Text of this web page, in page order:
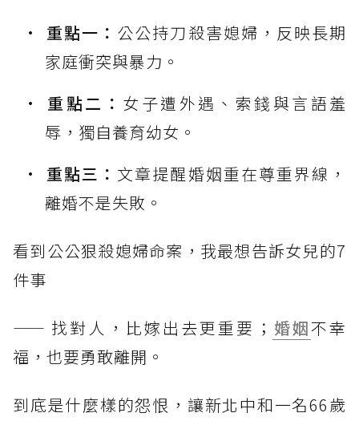
重點一： 公公持刀殺害媳婦，反映長期
家庭衝突與暴力。
重點二： 女子遭外遇、索錢與言語羞
辱，獨自養育幼女。
重點三： 文章提醒婚姻重在尊重界線，
離婚不是失敗。
看到公公狠殺媳婦命案，我最想告訴女兒的7
件事
—— 找對人，比嫁出去更重要； 婚姻不幸
福，也要勇敢離開。
到底是什麼樣的怨恨，讓新北中和一名66歲